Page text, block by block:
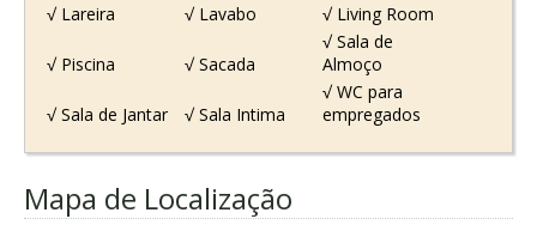
√ Lareira
√ Lavabo √ Living Room
√ Piscina √ Sacada
√ Sala de
Almoço
√ Sala de Jantar √ Sala Intima
√ WC para
empregados
Mapa de Localização